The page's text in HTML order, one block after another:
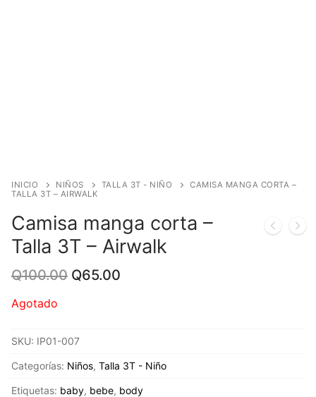
INICIO NIÑOS TALLA 3T - NIÑO
CAMISA MANGA CORTA –
TALLA 3T – AIRWALK
Camisa manga corta –
Talla 3T – Airwalk
Q100.00 Original
Q65.00
Agotado
SKU: IP01-007
Categorías: Niños, Talla 3T - Niño
Etiquetas: baby, bebe, body